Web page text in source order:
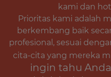
kami dan
Prioritas kami adalah
berkembang baik
profesional, sesuai
cita-cita yang mereka
ingin tahu